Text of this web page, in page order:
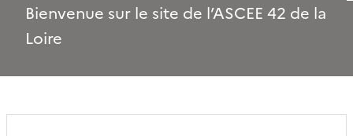
Bienvenue sur le site de l’ASCEE 42 de la
Loire